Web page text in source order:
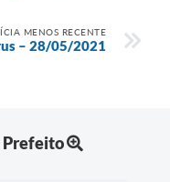
MENOS RECENTE
– 28/05/2021
Prefeito